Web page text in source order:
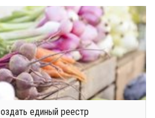
единый реестр